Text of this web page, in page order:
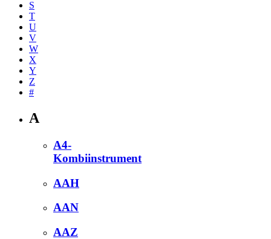
S
T
U
V
W
X
Y
Z
#
A
A4-
Kombiinstrument
AAH
AAN
AAZ